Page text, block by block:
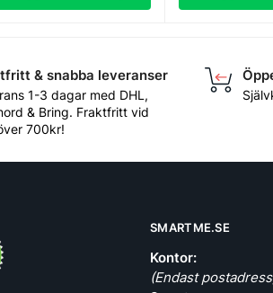
& snabba leveranser
1-3 dagar med DHL,
& Bring. Fraktfritt vid
700kr!
SMARTME.SE
Kontor:
(Endast